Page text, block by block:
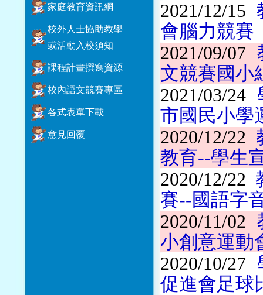
家庭教育資訊網
校外人士協助教學
或活動入校須知
課程計畫撰寫資源
校內語文競賽專區
各式表單下載
意見回覆
2021/12/15
會腦力競賽
2021/09/07
文競賽國小
2021/03/24
市國民小學
2020/12/22
教育--學生
2020/12/22
賽--國語字
2020/11/02
小創意運動
2020/10/27
促進會足球